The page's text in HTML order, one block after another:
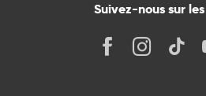
Suivez-nous sur les